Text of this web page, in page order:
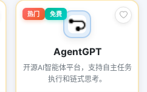
热门 免费
AgentGPT
开源AI智能体平台，支持自主任务
执行和链式思考。